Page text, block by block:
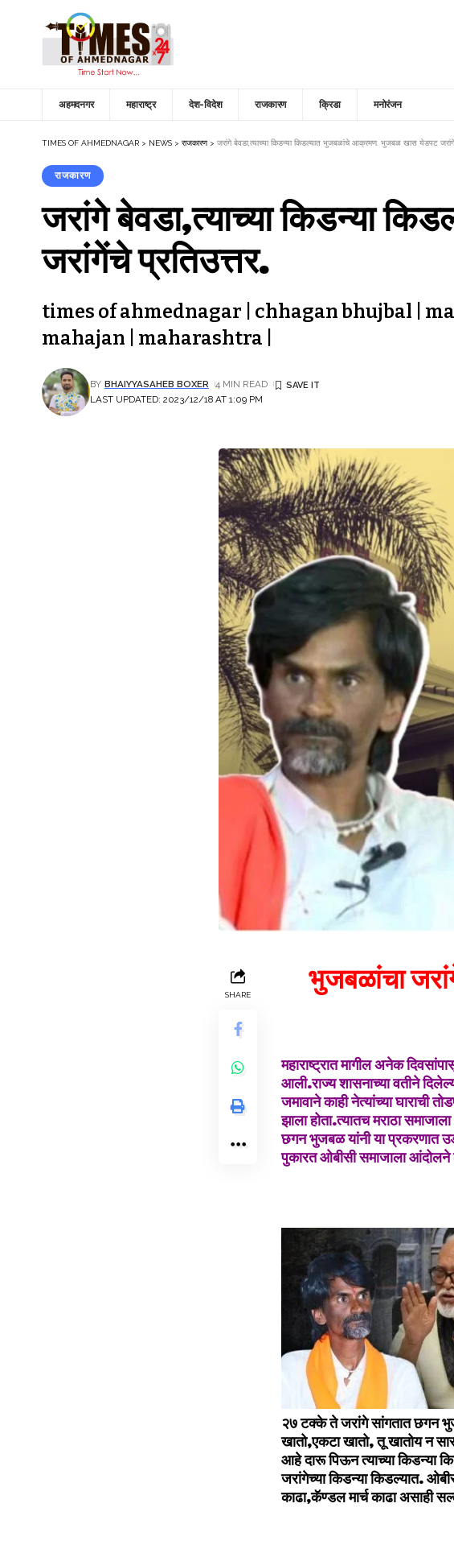
अहमदनगर महाराष्ट्र देश-विदेश राजकारण क्रिडा मनोरंजन
TIMES OF AHMEDNAGAR > NEWS > राजकारण> जरांगे बेवडा,त्याच्या किडन्या किडल्यात भुजबळांचे आक्रमण. भुजबळ खास येडपट
राजकारण
जरांगे बेवडा,त्याच्या किडन्या
जरांगेंचे प्रतिउत्तर.
times of ahmednagar | chhagan bhujbal |
mahajan | maharashtra |
LAST UPDATED: 2023/12/18 AT 1:09 PM
BY BHAIYYASAHEB BOXER 4 MIN READ
SHARE भुजबळांचा
महाराष्ट्रात मागील अनेक
आली.राज्य शासनाच्या वतीने
जमावाने काही नेत्यांच्या
झाला होता.त्यातच मराठा
छगन भुजबळ यांनी या प्रकरणात
पुकारत ओबीसी समाजाला
२७ टक्के ते जरांगे सांगतात छगन
खातो,एकटा खातो, तू खातोय न
आहे दारू पिऊन त्याच्या किडन्या
जरांगेच्या किडन्या किडल्यात.
काढा,कॅण्डल मार्च काढा असाही